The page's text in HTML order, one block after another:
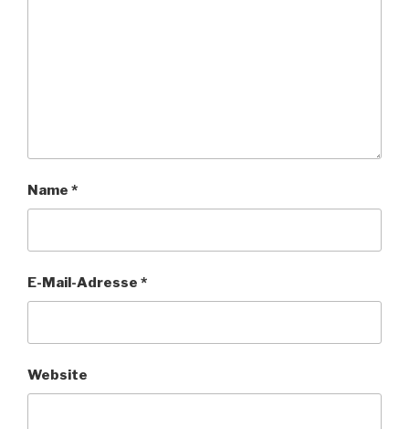
Name *
E-Mail-Adresse *
Website